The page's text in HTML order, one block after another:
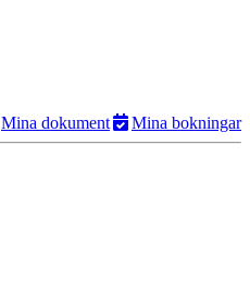
Mina dokument Mina bokningar